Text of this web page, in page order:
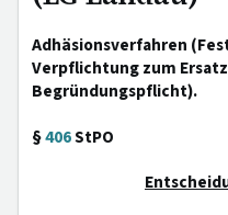
Adhäsionsverfahren
Verpflichtung zum
Begründungspflicht).
§406StPO